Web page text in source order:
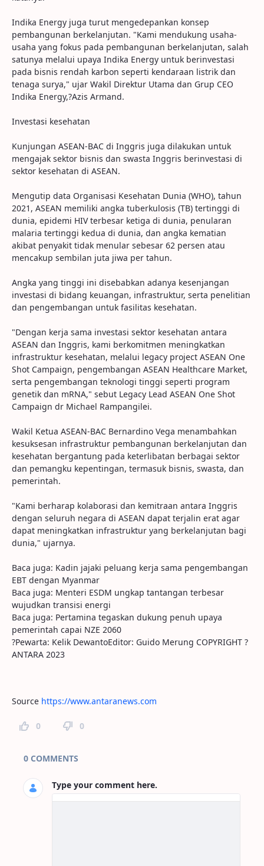
Indika Energy juga turut mengedepankan konsep
pembangunan berkelanjutan. "Kami mendukung usaha-
usaha yang fokus pada pembangunan berkelanjutan, salah
satunya melalui upaya Indika Energy untuk berinvestasi
pada bisnis rendah karbon seperti kendaraan listrik dan
tenaga surya," ujar Wakil Direktur Utama dan Grup CEO
Indika Energy,?Azis Armand.
Investasi kesehatan
Kunjungan ASEAN-BAC di Inggris juga dilakukan untuk
mengajak sektor bisnis dan swasta Inggris berinvestasi di
sektor kesehatan di ASEAN.
Mengutip data Organisasi Kesehatan Dunia (WHO), tahun
2021, ASEAN memiliki angka tuberkulosis (TB) tertinggi di
dunia, epidemi HIV terbesar ketiga di dunia, penularan
malaria tertinggi kedua di dunia, dan angka kematian
akibat penyakit tidak menular sebesar 62 persen atau
mencakup sembilan juta jiwa per tahun.
Angka yang tinggi ini disebabkan adanya kesenjangan
investasi di bidang keuangan, infrastruktur, serta penelitian
dan pengembangan untuk fasilitas kesehatan.
"Dengan kerja sama investasi sektor kesehatan antara
ASEAN dan Inggris, kami berkomitmen meningkatkan
infrastruktur kesehatan, melalui legacy project ASEAN One
Shot Campaign, pengembangan ASEAN Healthcare Market,
serta pengembangan teknologi tinggi seperti program
genetik dan mRNA," sebut Legacy Lead ASEAN One Shot
Campaign dr Michael Rampangilei.
Wakil Ketua ASEAN-BAC Bernardino Vega menambahkan
kesuksesan infrastruktur pembangunan berkelanjutan dan
kesehatan bergantung pada keterlibatan berbagai sektor
dan pemangku kepentingan, termasuk bisnis, swasta, dan
pemerintah.
"Kami berharap kolaborasi dan kemitraan antara Inggris
dengan seluruh negara di ASEAN dapat terjalin erat agar
dapat meningkatkan infrastruktur yang berkelanjutan bagi
dunia," ujarnya.
Baca juga: Kadin jajaki peluang kerja sama pengembangan
EBT dengan Myanmar
Baca juga: Menteri ESDM ungkap tantangan terbesar
wujudkan transisi energi
Baca juga: Pertamina tegaskan dukung penuh upaya
pemerintah capai NZE 2060
?Pewarta: Kelik DewantoEditor: Guido Merung COPYRIGHT ?
ANTARA 2023
Source https://www.antaranews.com
0 0
Page Comments
0 COMMENTS
Type your comment here.